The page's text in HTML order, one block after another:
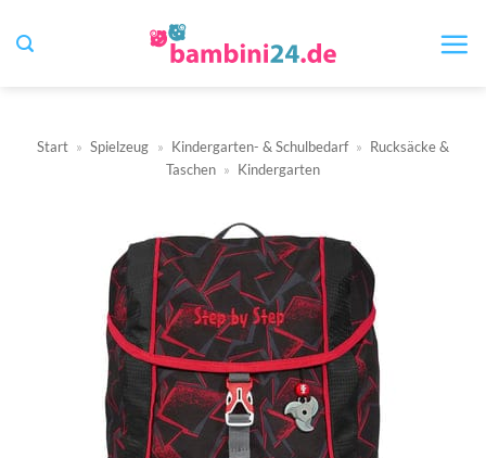
Inhalt
Start » Spielzeug » Kindergarten- & Schulbedarf » Rucksäcke &
Taschen » Kindergarten